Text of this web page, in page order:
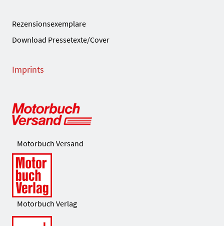
Rezensionsexemplare
Download Pressetexte/Cover
Imprints
Motorbuch Versand
Motorbuch Verlag